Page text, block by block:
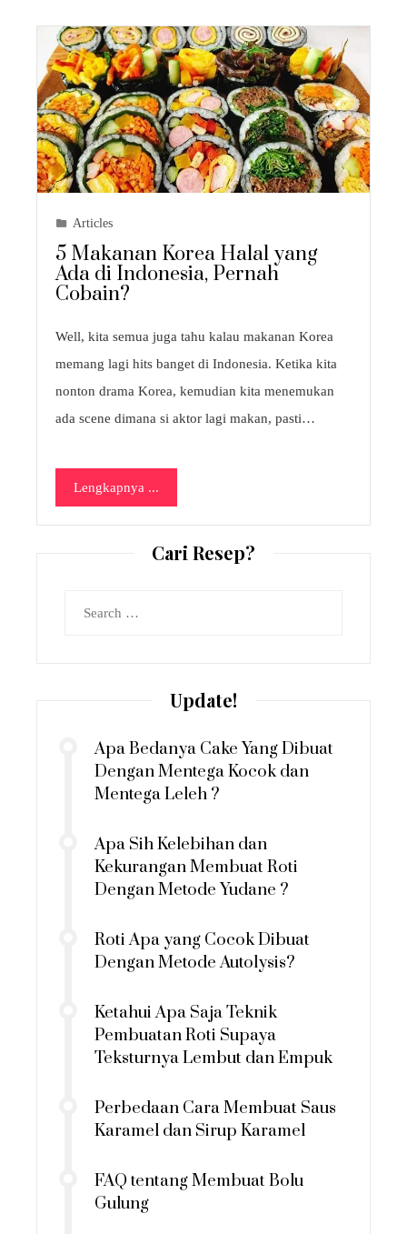
Articles
5 Makanan Korea Halal yang
Ada di Indonesia, Pernah
Cobain?
Well, kita semua juga tahu kalau makanan Korea
memang lagi hits banget di Indonesia. Ketika kita
nonton drama Korea, kemudian kita menemukan
ada scene dimana si aktor lagi makan, pasti…
Lengkapnya ...
Cari Resep?
Update!
Apa Bedanya Cake Yang Dibuat
Dengan Mentega Kocok dan
Mentega Leleh ?
Apa Sih Kelebihan dan
Kekurangan Membuat Roti
Dengan Metode Yudane ?
Roti Apa yang Cocok Dibuat
Dengan Metode Autolysis?
Ketahui Apa Saja Teknik
Pembuatan Roti Supaya
Teksturnya Lembut dan Empuk
Perbedaan Cara Membuat Saus
Karamel dan Sirup Karamel
FAQ tentang Membuat Bolu
Gulung